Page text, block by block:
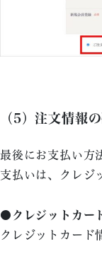
（5）注文情報
最後にお支払い方
支払いは、クレジ
●クレジットカー
クレジットカード